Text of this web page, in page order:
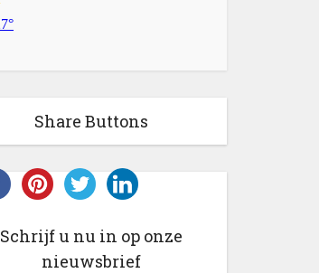
Share Buttons
Schrijf u nu in op onze
nieuwsbrief